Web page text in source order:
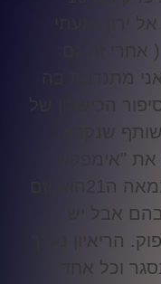
אל ירון הגעתי
זה גם
מתנדבת בה
הכישלון של
שנקרא
"אימפקט
ה21
אבל יש
. הריאיון נערך
וכל אחד